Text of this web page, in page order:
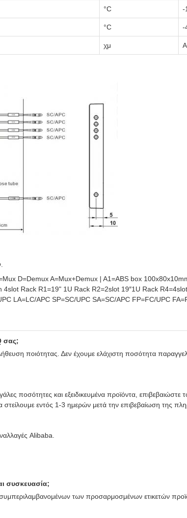
°C -
°C -
χμ
D=Demux A=Mux+Demux | A1=ABS box
Rack R1=19" 1U Rack R2=2slot 19″1U Rack
LA=LC/APC SP=SC/UPC SA=SC/APC FP=FC/UPC
σας;
ποιότητας. Δεν έχουμε ελάχιστη ποσότητα
ποσότητες και εξειδικευμένα προϊόντα,
εντός 1-3 ημερών μετά την επιβεβαίωση της
Alibaba.
συσκευασία;
των προσαρμοσμένων ετικετών